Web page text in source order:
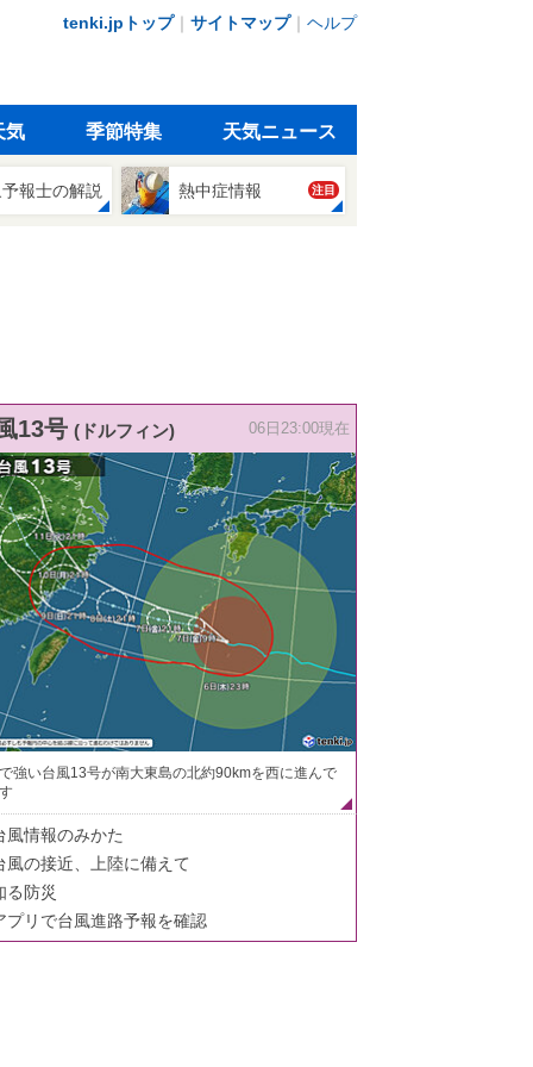
tenki.jpトップ｜ サイトマップ｜ ヘルプ
気 季節特集 天気ニュース
報士の解説 熱中症情報 注目
13号 (ドルフィン) 06日23:00現在
強い台風13号が南大東島の北約90kmを西に進んで
風情報のみかた
風の接近、上陸に備えて
る防災
プリで台風進路予報を確認